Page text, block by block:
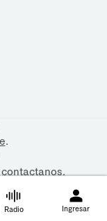
.
contactanos.
Radio Ingresar